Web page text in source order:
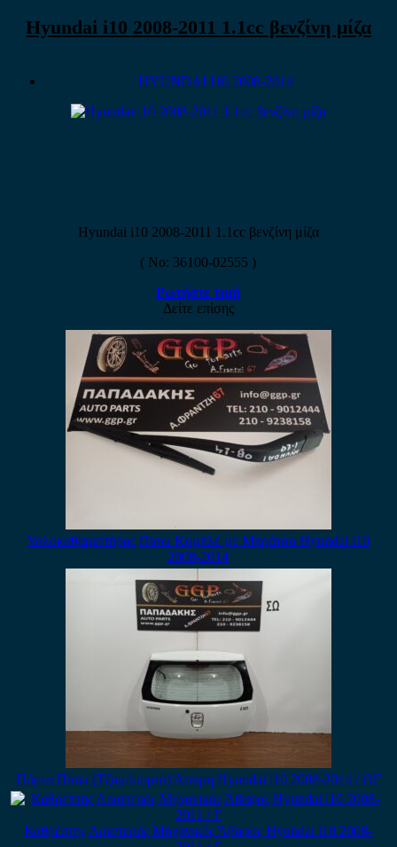
Hyundai i10 2008-2011 1.1cc βενζίνη μίζα
HYUNDAI I10 2008-2014
Hyundai i10 2008-2011 1.1cc βενζίνη μίζα
( No: 36100-02555 )
Ρωτήστε τιμή
Δείτε επίσης
Υαλοκαθαριστήρας Πίσω Κομπλέ με Μπράτσο Hyundai i10
2008-2014
Πόρτα Πίσω (Τζαμόπορτα) Άσπρη Hyundai i10 2008-2014 / ΟΓ
Καθρέπτης Αριστερός Μηχανικός Άβαφος Hyundai i10 2008-